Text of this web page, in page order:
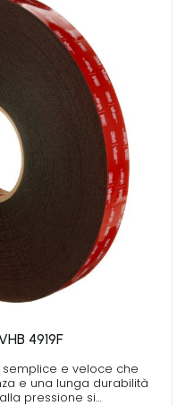
4919F
e veloce che
e una lunga durabilità
pressione si…